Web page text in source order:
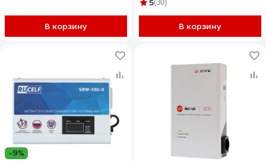
В корзину
5(30)
В корзину
-9%